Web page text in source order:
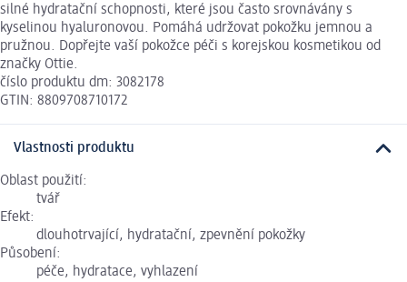
silné hydratační schopnosti, které jsou často srovnávány s
kyselinou hyaluronovou. Pomáhá udržovat pokožku jemnou a
pružnou. Dopřejte vaší pokožce péči s korejskou kosmetikou od
značky Ottie.
číslo produktu dm: 3082178
GTIN: 8809708710172
Vlastnosti produktu
Oblast použití:
tvář
Efekt:
dlouhotrvající, hydratační, zpevnění pokožky
Působení:
péče, hydratace, vyhlazení